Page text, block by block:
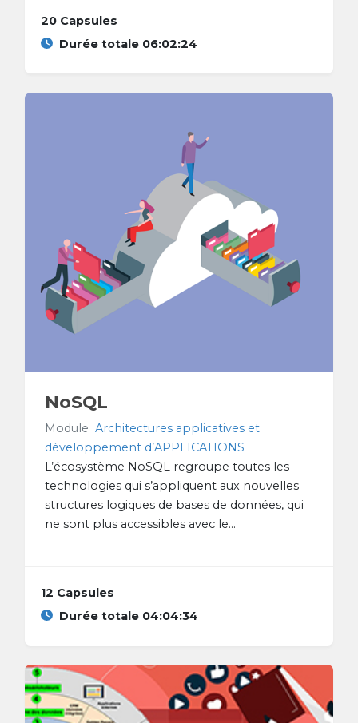
20 Capsules
Durée totale 06:02:24
NoSQL
Module Architectures applicatives et
développement d’APPLICATIONS
L’écosystème NoSQL regroupe toutes les
technologies qui s’appliquent aux nouvelles
structures logiques de bases de données, qui
ne sont plus accessibles avec le...
12 Capsules
Durée totale 04:04:34